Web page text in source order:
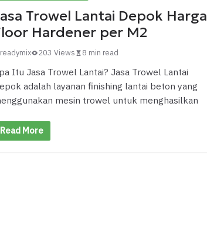
Trowel Lantai Depok Harga
Hardener per M2
readymix 203 Views 8 min read
Itu Jasa Trowel Lantai? Jasa Trowel Lantai
adalah layanan finishing lantai beton yang
mesin trowel untuk menghasilkan
Read More